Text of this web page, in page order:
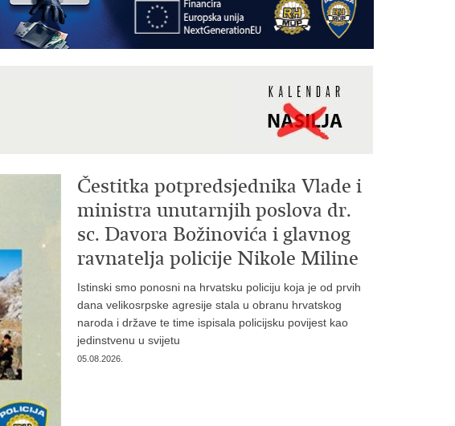
Čestitka potpredsjednika Vlade i
ministra unutarnjih poslova dr.
sc. Davora Božinovića i glavnog
ravnatelja policije Nikole Miline
Istinski smo ponosni na hrvatsku policiju koja je od prvih
dana velikosrpske agresije stala u obranu hrvatskog
naroda i države te time ispisala policijsku povijest kao
jedinstvenu u svijetu
05.08.2026.